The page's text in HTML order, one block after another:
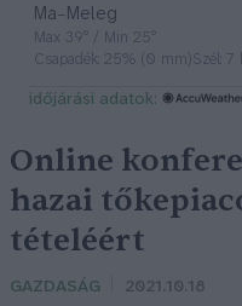
Ma– Meleg
Max 39° / Min 25°
Csapadék: 25% (0 mm)Szél: 7
időjárási adatok:
Online
hazai
tételéért
GAZDASÁG 2021.10.18